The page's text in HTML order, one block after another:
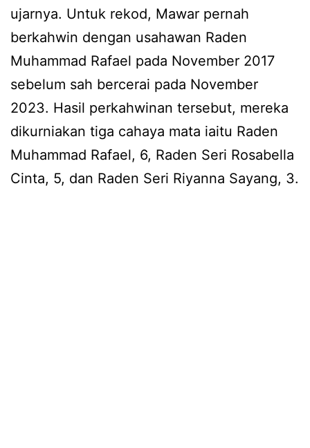
ujarnya. Untuk rekod, Mawar pernah
berkahwin dengan usahawan Raden
Muhammad Rafael pada November 2017
sebelum sah bercerai pada November
2023. Hasil perkahwinan tersebut, mereka
dikurniakan tiga cahaya mata iaitu Raden
Muhammad Rafael, 6, Raden Seri Rosabella
Cinta, 5, dan Raden Seri Riyanna Sayang, 3.